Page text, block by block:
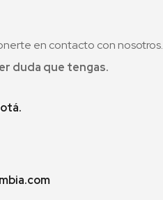
en contacto con nosotros.
duda que tengas.